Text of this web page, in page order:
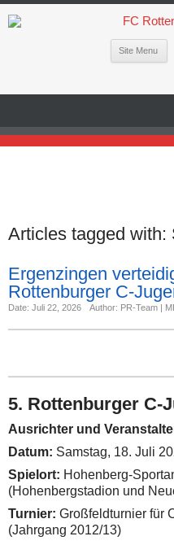
Site Menu
Articles tagged with:
Ergenzingen
Rottenburger C-
Date: Juli 22, 2026 Author: PR-Team |
5. Rottenburger C-
Ausrichter und
Datum: Samstag, 18. Juli
Spielort: Hohenberg-
(Hohenbergstadion und
Turnier: Großfeldturnier für
(Jahrgang 2012/13)